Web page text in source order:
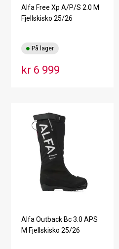
Alfa Free Xp A/P/S 2.0 M
Fjellskisko 25/26
kr 6 999
På lager
Alfa Outback Bc 3.0 APS
M Fjellskisko 25/26